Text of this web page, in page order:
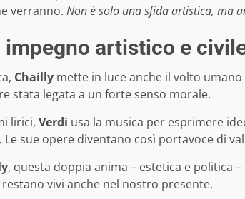
verranno. Non è solo una sfida artistica, ma
impegno artistico e
Chailly mette in luce anche il volto umano
stata legata a un forte senso morale.
lirici, Verdi usa la musica per esprimere
Le sue opere diventano così portavoce di
, questa doppia anima – estetica e politica
vivi anche nel nostro presente.